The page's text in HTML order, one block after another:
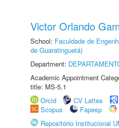
Victor Orlando
School: Faculdade de
de Guaratinguetá)
Department:
Academic Appointment
title: MS-5.1
Orcid
CV Lattes
Scopus
Fapesp
Repositório Institucional